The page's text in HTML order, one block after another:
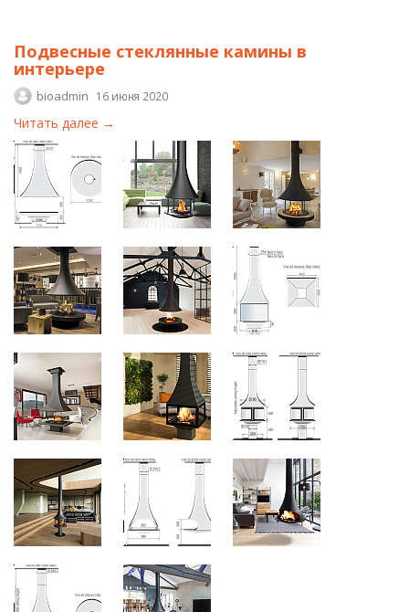
Подвесные стеклянные камины в
интерьере
bioadmin 16 июня 2020
Читать далее →